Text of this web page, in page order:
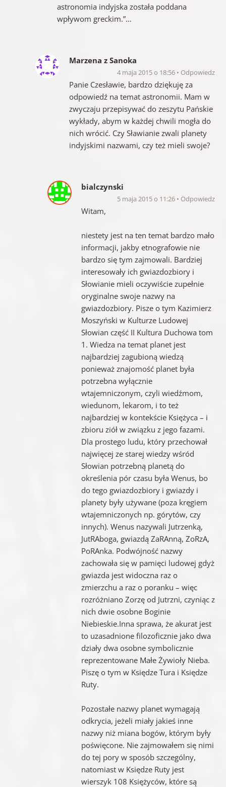
astronomia indyjska została poddana
wpływom greckim.”…
Marzena z Sanoka
4 maja 2015 o 18:56 Odpowiedz
Panie Czesławie, bardzo dziękuję za
odpowiedź na temat astronomii. Mam w
zwyczaju przepisywać do zeszytu Pańskie
wykłady, abym w każdej chwili mogła do
nich wrócić. Czy Sławianie zwali planety
indyjskimi nazwami, czy też mieli swoje?
bialczynski
5 maja 2015 o 11:26 Odpowiedz
Witam,
niestety jest na ten temat bardzo mało
informacji, jakby etnografowie nie
bardzo się tym zajmowali. Bardziej
interesowały ich gwiazdozbiory i
Słowianie mieli oczywiście zupełnie
oryginalne swoje nazwy na
gwiazdozbiory. Pisze o tym Kazimierz
Moszyński w Kulturze Ludowej
Słowian część II Kultura Duchowa tom
1. Wiedza na temat planet jest
najbardziej zagubioną wiedzą
ponieważ znajomość planet była
potrzebna wyłącznie
wtajemniczonym, czyli wiedźmom,
wiedunom, lekarom, i to też
najbardziej w kontekście Księżyca – i
zbioru ziół w związku z jego fazami.
Dla prostego ludu, który przechował
najwięcej ze starej wiedzy wśród
Słowian potrzebną planetą do
określenia pór czasu była Wenus, bo
do tego gwiazdozbiory i gwiazdy i
planety były używane (poza kręgiem
wtajemniczonych np. górytów, czy
innych). Wenus nazywali Jutrzenką,
JutRAboga, gwiazdą ZaRAnną, ZoRzA,
PoRAnka. Podwójność nazwy
zachowała się w pamięci ludowej gdyż
gwiazda jest widoczna raz o
zmierzchu a raz o poranku – więc
rozróżniano Zorzę od Jutrzni, czyniąc z
nich dwie osobne Boginie
Niebieskie.Inna sprawa, że akurat jest
to uzasadnione filozoficznie jako dwa
działy dwa osobne symbolicznie
reprezentowane Małe Żywioły Nieba.
Piszę o tym w Księdze Tura i Księdze
Ruty.
Pozostałe nazwy planet wymagają
odkrycia, jeżeli miały jakieś inne
nazwy niż miana bogów, którym były
poświęcone. Nie zajmowałem się nimi
do tej pory w sposób szczególny,
natomiast w Księdze Ruty jest
wierszyk 108 Księżyców, które są